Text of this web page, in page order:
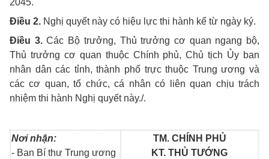
2045.
Điều 2. Nghị quyết này có hiệu lực thi hành kể từ ngày ký.
Điều 3.Các Bộ trưởng, Thủ trưởng cơ quan ngang bộ,
Thủ trưởng cơ quan thuộc Chính phủ, Chủ tịch Ủy ban
nhân dân các tỉnh, thành phố trực thuộc Trung ương và
các cơ quan, tổ chức, cá nhân có liên quan chịu trách
nhiệm thi hành Nghị quyết này./.
Nơi nhận:
- Ban Bí thư Trung ương
TM. CHÍNH PHỦ
KT. THỦ TƯỚNG